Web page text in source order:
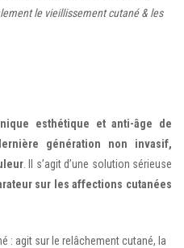
le vieillissement cutané & les
esthétique et anti-âge de
génération
non invasif,
. Il s’agit d’une solution sérieuse
sur les affections cutanées
: agit sur le relâchement cutané, la